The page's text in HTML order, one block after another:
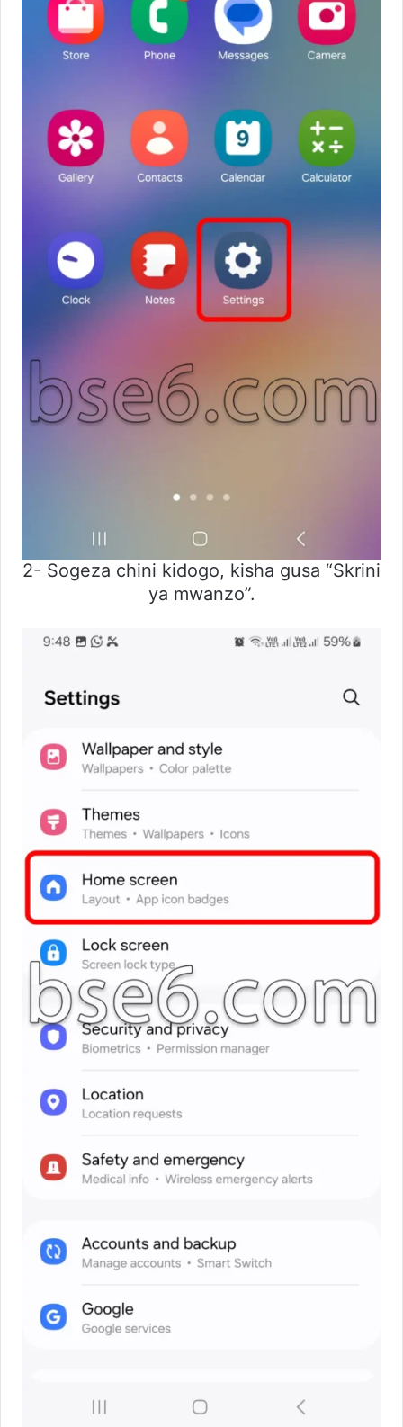
2- Sogeza chini kidogo, kisha gusa “Skrini
ya mwanzo”.